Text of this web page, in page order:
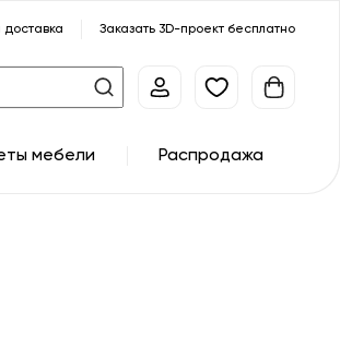
Заказать 3D-проект бесплатно
мебели Распродажа